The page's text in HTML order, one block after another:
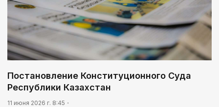
Постановление Конституционного Суда
Республики Казахстан
11 июня 2026 г. 8:45